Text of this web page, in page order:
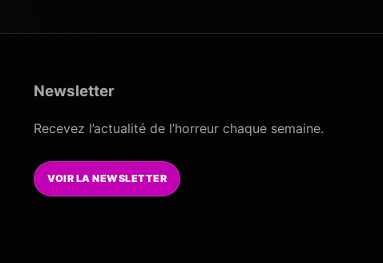
Newsletter
Recevez l’actualité de l’horreur chaque semaine.
VOIR LA NEWSLETTER